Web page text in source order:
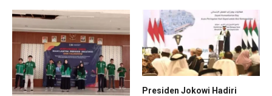
Presiden Jokowi Hadiri